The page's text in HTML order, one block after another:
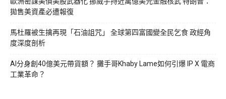
拋售美資產必遭報復
馬杜羅被生擒再現「石油詛咒」 全球第四富國變全民乞食 政經角
度深度剖析
AI分身創40億美元帶貨額？ 攤手哥Khaby Lame如何引爆 IP X 電商
工業革命？